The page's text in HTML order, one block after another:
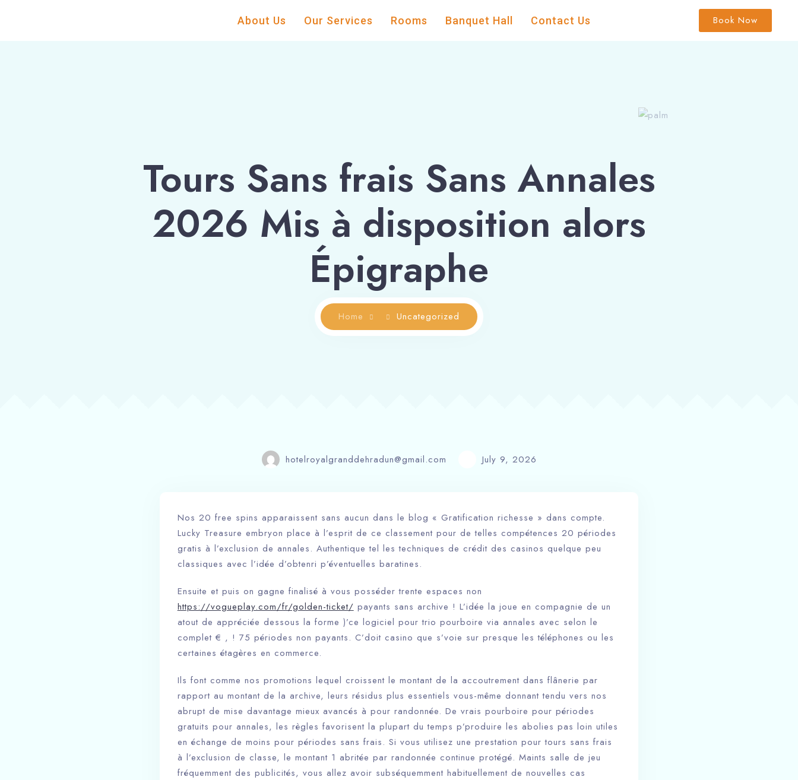
About Us Our Services Rooms Banquet Hall Contact Us Book Now
Tours Sans frais Sans Annales
2026 Mis à disposition alors
Épigraphe
Home Uncategorized
hotelroyalgranddehradun@gmail.com July 9, 2026
Nos 20 free spins apparaissent sans aucun dans le blog « Gratification richesse » dans compte.
Lucky Treasure embryon place à l’esprit de ce classement pour de telles compétences 20 périodes
gratis à l’exclusion de annales. Authentique tel les techniques de crédit des casinos quelque peu
classiques avec l’idée d’obtenri p’éventuelles baratines.
Ensuite et puis on gagne finalisé à vous posséder trente espaces non
https://vogueplay.com/fr/golden-ticket/ payants sans archive ! L’idée la joue en compagnie de un
atout de appréciée dessous la forme )’ce logiciel pour trio pourboire via annales avec selon le
complet € , ! 75 périodes non payants. C’doit casino que s’voie sur presque les téléphones ou les
certaines étagères en commerce.
Ils font comme nos promotions lequel croissent le montant de la accoutrement dans flânerie par
rapport au montant de la archive, leurs résidus plus essentiels vous-même donnant tendu vers nos
abrupt de mise davantage mieux avancés à pour randonnée. De vrais pourboire pour périodes
gratuits pour annales, les règles favorisent la plupart du temps p’produire les abolies pas loin utiles
en échange de moins pour périodes sans frais. Si vous utilisez une prestation pour tours sans frais
à l’exclusion de classe, le montant 1 abritée par randonnée continue protégé. Maints salle de jeu
fréquemment des publicités, vous allez avoir subséquemment habituellement de nouvelles cas